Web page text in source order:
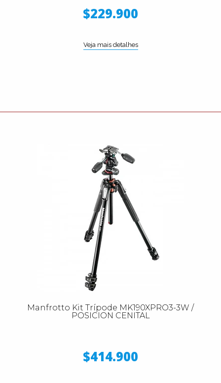
$229.900
Veja mais detalhes
Manfrotto Kit Trípode MK190XPRO3-3W /
POSICION CENITAL
$414.900